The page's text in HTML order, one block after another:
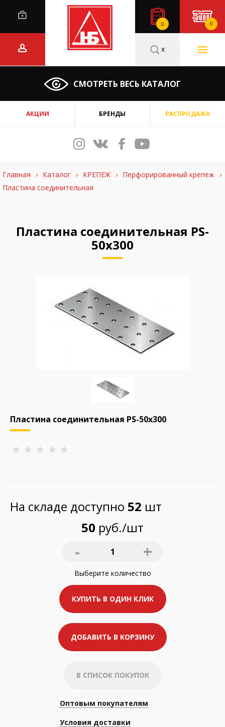
0 0
СМОТРЕТЬ ВЕСЬ КАТАЛОГ
x
АКЦИИ БРЕНДЫ РАСПРОДАЖА
Главная › Каталог › КРЕПЕЖ › Перфорированный крепеж ›
Пластина соединительная
Пластина соединительная PS-
50х300
Пластина соединительная PS-50х300
На складе доступно 52 шт
50 руб./шт
- 1 +
Выберите количество
КУПИТЬ В ОДИН КЛИК
ДОБАВИТЬ В КОРЗИНУ
В СПИСОК ПОКУПОК
Оптовым покупателям
Условия доставки